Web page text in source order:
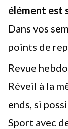
élément est
Dans vos
points de
Revue
Réveil à la
ends, si
Sport avec